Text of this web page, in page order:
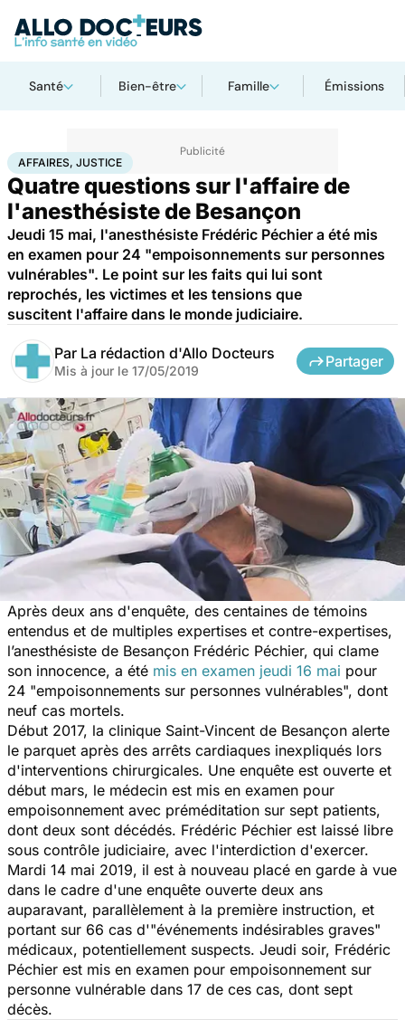
Santé Bien-être Famille Émissions
AccueilSantéSociétéJustice Affaires, justice
AFFAIRES, JUSTICE
Quatre questions sur l'affaire de
l'anesthésiste de Besançon
Jeudi 15 mai, l'anesthésiste Frédéric Péchier a été mis
en examen pour 24 "empoisonnements sur personnes
vulnérables". Le point sur les faits qui lui sont
reprochés, les victimes et les tensions que
suscitent l'affaire dans le monde judiciaire.
Par La rédaction d'Allo Docteurs
Mis à jour le 17/05/2019
Partager
Après deux ans d'enquête, des centaines de témoins
entendus et de multiples expertises et contre-expertises,
l’anesthésiste de Besançon Frédéric Péchier, qui clame
son innocence, a été mis en examen jeudi 16 mai pour
24 "empoisonnements sur personnes vulnérables", dont
neuf cas mortels.
Début 2017, la clinique Saint-Vincent de Besançon alerte
le parquet après des arrêts cardiaques inexpliqués lors
d'interventions chirurgicales. Une enquête est ouverte et
début mars, le médecin est mis en examen pour
empoisonnement avec préméditation sur sept patients,
dont deux sont décédés. Frédéric Péchier est laissé libre
sous contrôle judiciaire, avec l'interdiction d'exercer.
Mardi 14 mai 2019, il est à nouveau placé en garde à vue
dans le cadre d'une enquête ouverte deux ans
auparavant, parallèlement à la première instruction, et
portant sur 66 cas d'"événements indésirables graves"
médicaux, potentiellement suspects. Jeudi soir, Frédéric
Péchier est mis en examen pour empoisonnement sur
personne vulnérable dans 17 de ces cas, dont sept
décès.